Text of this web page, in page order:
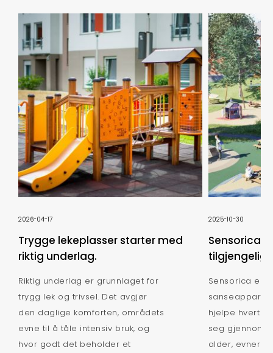
2026-04-17
Trygge lekeplasser starter med
riktig underlag.
Riktig underlag er grunnlaget for
trygg lek og trivsel. Det avgjør
den daglige komforten, områdets
evne til å tåle intensiv bruk, og
hvor godt det beholder et
2025-10-30
Sensorica:
Sensorica er
hjelpe hvert
seg gjennom
alder, evner